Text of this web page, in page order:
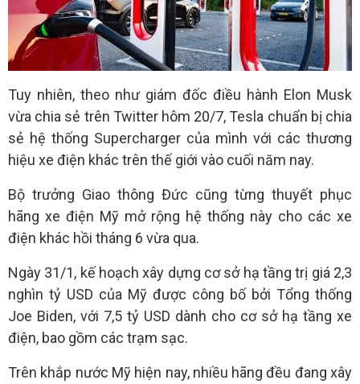
Tuy nhiên, theo như giám đốc điều hành Elon Musk
vừa chia sẻ trên Twitter hôm 20/7, Tesla chuẩn bị chia
sẻ hệ thống Supercharger của mình với các thương
hiệu xe điện khác trên thế giới vào cuối năm nay.
Bộ trưởng Giao thông Đức cũng từng thuyết phục
hãng xe điện Mỹ mở rộng hệ thống này cho các xe
điện khác hồi tháng 6 vừa qua.
Ngày 31/1, kế hoạch xây dựng cơ sở hạ tầng trị giá 2,3
nghìn tỷ USD của Mỹ được công bố bởi Tổng thống
Joe Biden, với 7,5 tỷ USD dành cho cơ sở hạ tầng xe
điện, bao gồm các trạm sạc.
Trên khắp nước Mỹ hiện nay, nhiều hãng đều đang xây